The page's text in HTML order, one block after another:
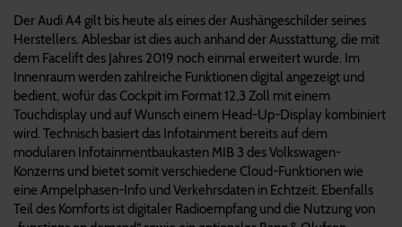
Der Audi A4 gilt bis heute als eines der Aushängeschilder seines
Herstellers. Ablesbar ist dies auch anhand der Ausstattung, die mit
dem Facelift des Jahres 2019 noch einmal erweitert wurde. Im
Innenraum werden zahlreiche Funktionen digital angezeigt und
bedient, wofür das Cockpit im Format 12,3 Zoll mit einem
Touchdisplay und auf Wunsch einem Head-Up-Display kombiniert
wird. Technisch basiert das Infotainment bereits auf dem
modularen Infotainmentbaukasten MIB 3 des Volkswagen-
Konzerns und bietet somit verschiedene Cloud-Funktionen wie
eine Ampelphasen-Info und Verkehrsdaten in Echtzeit. Ebenfalls
Teil des Komforts ist digitaler Radioempfang und die Nutzung von